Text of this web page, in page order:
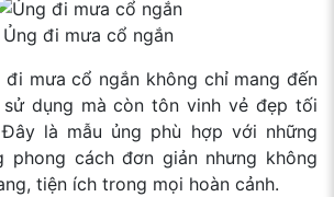
Ủng đi mưa cổ ngắn
đi mưa cổ ngắn không chỉ mang đến
dụng mà còn tôn vinh vẻ đẹp tối
là mẫu ủng phù hợp với những
phong cách đơn giản nhưng không
tiện ích trong mọi hoàn cảnh.